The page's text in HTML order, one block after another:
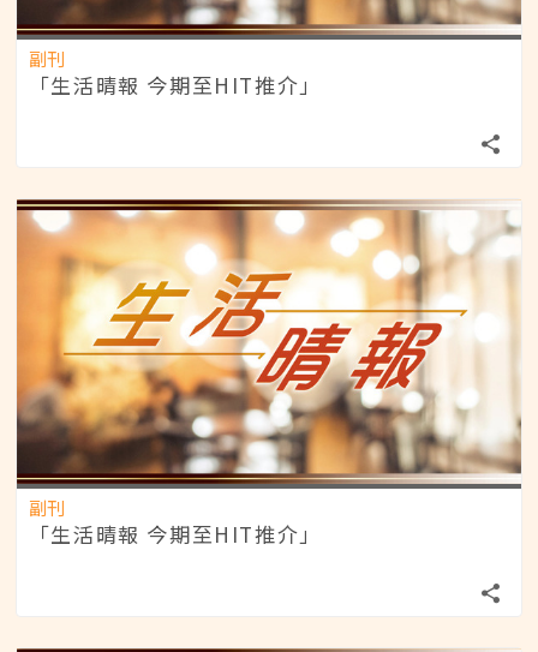
副刊
「生活晴報 今期至HIT推介」
副刊
「生活晴報 今期至HIT推介」